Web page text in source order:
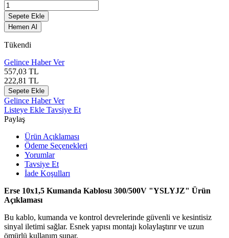
Sepete Ekle
Hemen Al
Tükendi
Gelince Haber Ver
557,03 TL
222,81 TL
Sepete Ekle
Gelince Haber Ver
Listeye Ekle Tavsiye Et
Paylaş
Ürün Açıklaması
Ödeme Seçenekleri
Yorumlar
Tavsiye Et
İade Koşulları
Erse 10x1,5 Kumanda Kablosu 300/500V "YSLYJZ" Ürün
Açıklaması
Bu kablo, kumanda ve kontrol devrelerinde güvenli ve kesintisiz
sinyal iletimi sağlar. Esnek yapısı montajı kolaylaştırır ve uzun
ömürlü kullanım sunar.